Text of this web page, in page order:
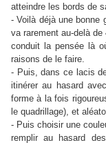
atteindre les bords de
- Voilà déjà une bonne
va rarement au-delà
conduit la pensée là
raisons de le faire.
- Puis, dans ce lacis
itinérer au hasard
forme à la fois
le quadrillage), et
- Puis choisir une
remplir au hasard